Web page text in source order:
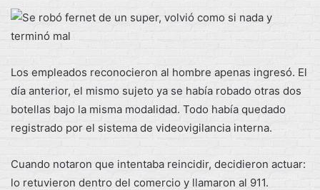
Los empleados reconocieron al hombre apenas ingresó. El
día anterior, el mismo sujeto ya se había robado otras dos
botellas bajo la misma modalidad. Todo había quedado
registrado por el sistema de videovigilancia interna.
Cuando notaron que intentaba reincidir, decidieron actuar:
lo retuvieron dentro del comercio y llamaron al 911.